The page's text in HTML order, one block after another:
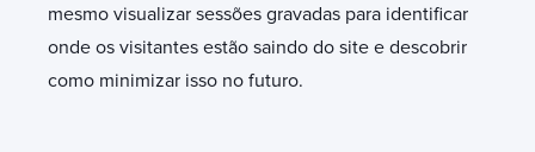
mesmo visualizar sessões gravadas para identificar
onde os visitantes estão saindo do site e descobrir
como minimizar isso no futuro.